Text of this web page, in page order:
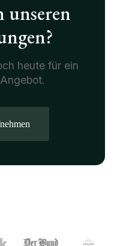
unseren
heute für ein